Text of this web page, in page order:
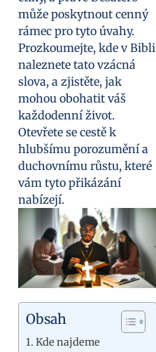
může poskytnout cenný
rámec pro tyto úvahy.
Prozkoumejte, kde v Bibli
naleznete tato vzácná
slova, a zjistěte, jak
mohou obohatit váš
každodenní život.
Otevřete se cestě k
hlubšímu porozumění a
duchovnímu růstu, které
vám tyto přikázání
nabízejí.
Obsah
Kde najdeme